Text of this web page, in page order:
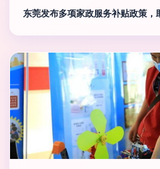
东莞发布多项家政服务补贴政策，